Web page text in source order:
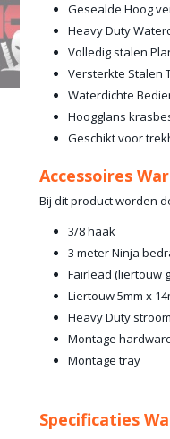
Gesealde Hoog
Heavy Duty
Volledig stalen
Versterkte Stalen
Waterdichte
Hoogglans
Geschikt voor
Accessoires
Bij dit product worden
3/8 haak
3 meter Ninja
Fairlead (liertouw
Liertouw 5mm x
Heavy Duty
Montage
Montage tray
Specificaties